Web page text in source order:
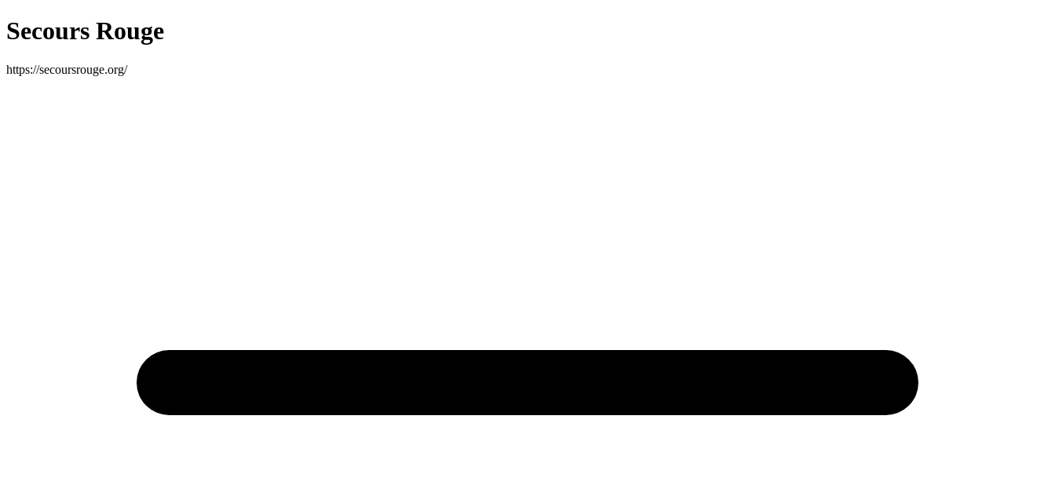
Secours Rouge
https://secoursrouge.org/